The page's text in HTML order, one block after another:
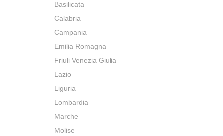
Basilicata
Calabria
Campania
Emilia Romagna
Friuli Venezia Giulia
Lazio
Liguria
Lombardia
Marche
Molise